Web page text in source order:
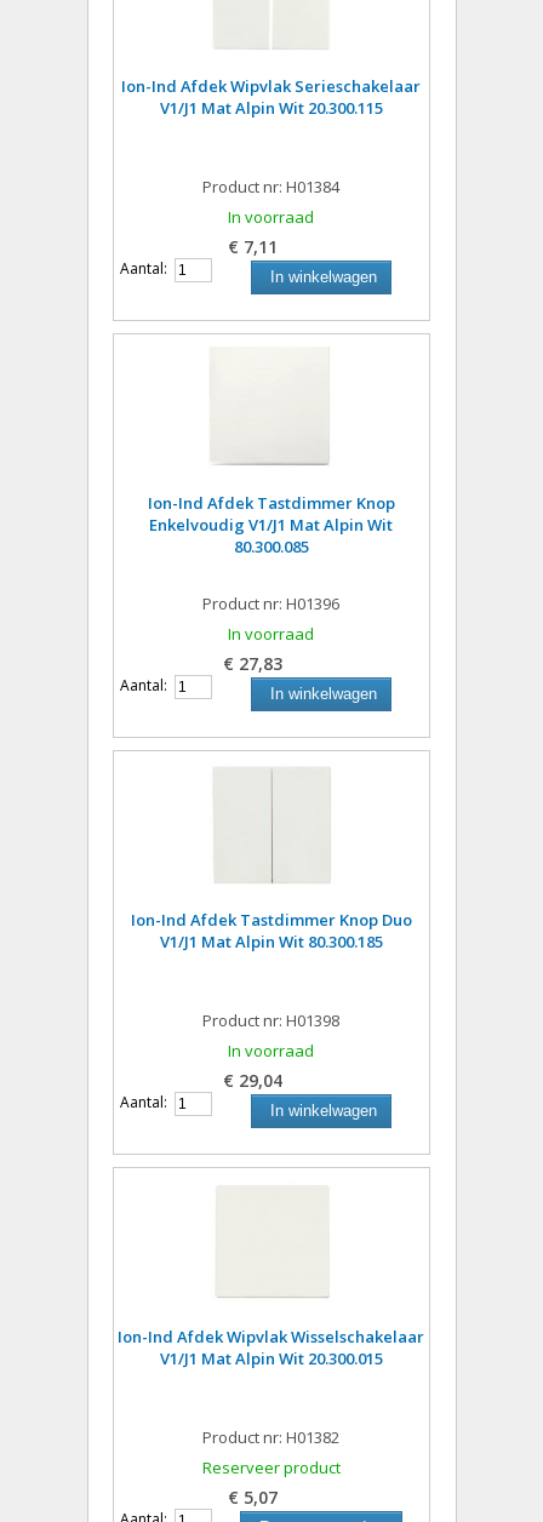
Ion-Ind Afdek Wipvlak Serieschakelaar
V1/J1 Mat Alpin Wit 20.300.115
Product nr: H01384
In voorraad
€ 7,11
Aantal: In winkelwagen
Ion-Ind Afdek Tastdimmer Knop
Enkelvoudig V1/J1 Mat Alpin Wit
80.300.085
Product nr: H01396
In voorraad
€ 27,83
Aantal: In winkelwagen
Ion-Ind Afdek Tastdimmer Knop Duo
V1/J1 Mat Alpin Wit 80.300.185
Product nr: H01398
In voorraad
€ 29,04
Aantal: In winkelwagen
Ion-Ind Afdek Wipvlak Wisselschakelaar
V1/J1 Mat Alpin Wit 20.300.015
Product nr: H01382
Reserveer product
€ 5,07